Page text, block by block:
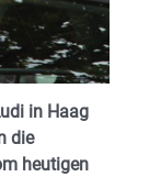
in Haag
die
heutigen